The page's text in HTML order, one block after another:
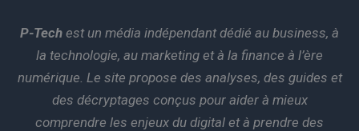
P-Tech est un média indépendant dédié au business, à
la technologie, au marketing et à la finance à l’ère
numérique. Le site propose des analyses, des guides et
des décryptages conçus pour aider à mieux
comprendre les enjeux du digital et à prendre des